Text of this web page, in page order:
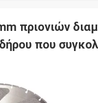
πριονιών
που